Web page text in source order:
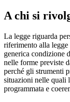
A chi si
La legge riguarda
riferimento alla
generica condizione
nelle forme previste
perché gli strumenti
situazioni nelle quali
programmata e